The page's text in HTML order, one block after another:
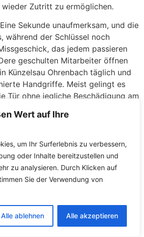
Wert auf Ihre
um Ihr Surferlebnis zu verbessern,
oder Inhalte bereitzustellen und
zu analysieren. Durch Klicken auf
Sie der Verwendung von
Alle ablehnen Alle akzeptieren
wieder Zutritt zu ermöglichen.
Sekunde unaufmerksam, und die
während der Schlüssel noch
das jedem passieren
geschulten Mitarbeiter öffnen
in Künzelsau Ohrenbach täglich und
Handgriffe. Meist gelingt es
Tür ohne jegliche Beschädigung am
wie Türfallenkarten oder
die Fachkräfte die Türfalle und
Sie werden erleichtert
unkompliziert Sie wieder in Ihre
als wäre nichts gewesen.
klemmendes oder gebrochenes
ärgerlich sein. Wenn der Schlüssel
lässt, im Schloss abgebrochen
nach einem versuchten Einbruch